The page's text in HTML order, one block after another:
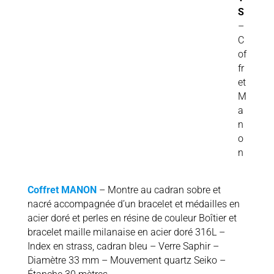
S
–
C
of
fr
et
M
a
n
o
n
Coffret MANON – Montre au cadran sobre et
nacré accompagnée d’un bracelet et médailles en
acier doré et perles en résine de couleur Boîtier et
bracelet maille milanaise en acier doré 316L –
Index en strass, cadran bleu – Verre Saphir –
Diamètre 33 mm – Mouvement quartz Seiko –